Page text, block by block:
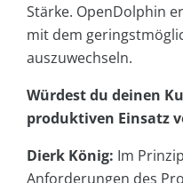
Stärke. OpenDolphin
mit dem
auszuwechseln.
Würdest du deinen
produktiven Einsatz
Dierk König: Im
Anforderungen des